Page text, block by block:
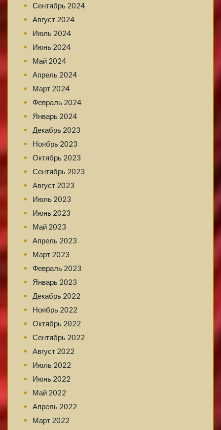
Сентябрь 2024
Август 2024
Июль 2024
Июнь 2024
Май 2024
Апрель 2024
Март 2024
Февраль 2024
Январь 2024
Декабрь 2023
Ноябрь 2023
Октябрь 2023
Сентябрь 2023
Август 2023
Июль 2023
Июнь 2023
Май 2023
Апрель 2023
Март 2023
Февраль 2023
Январь 2023
Декабрь 2022
Ноябрь 2022
Октябрь 2022
Сентябрь 2022
Август 2022
Июль 2022
Июнь 2022
Май 2022
Апрель 2022
Март 2022